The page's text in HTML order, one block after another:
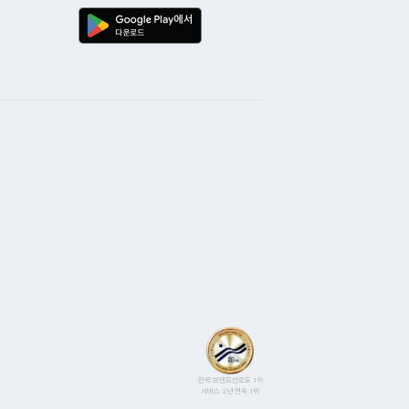
한국 브랜드선호도 1위
서비스 2년 연속 1위